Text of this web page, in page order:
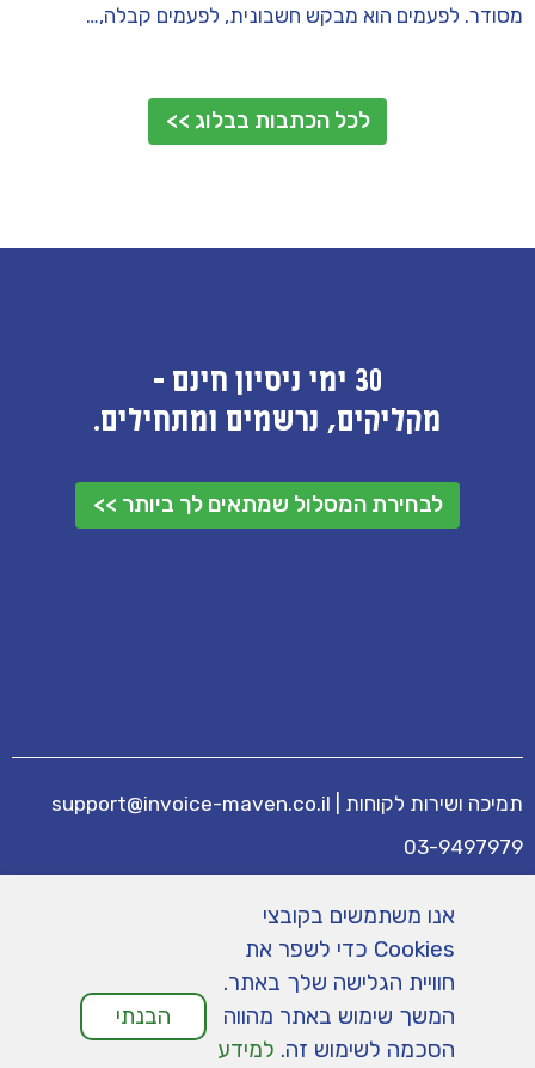
מסודר. לפעמים הוא מבקש חשבונית, לפעמים קבלה,…
לכל הכתבות בבלוג >>
30 ימי ניסיון חינם -
מקליקים, נרשמים ומתחילים.
לבחירת המסלול שמתאים לך ביותר >>
תמיכה ושירות לקוחות support@invoice-maven.co.il
03-9497979
תמיכה
הצהרת נגישות
| מדיניות פרטיות
אנו משתמשים בקובצי
Cookies כדי לשפר את
חוויית הגלישה שלך באתר.
המשך שימוש באתר מהווה
הסכמה לשימוש זה. למידע
הבנתי